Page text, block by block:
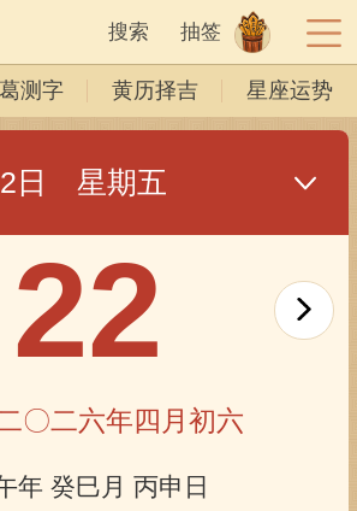
搜索 抽签
测字 黄历择吉 星座运势
日 星期五
22
〇二六年四月初六
年 癸巳月 丙申日